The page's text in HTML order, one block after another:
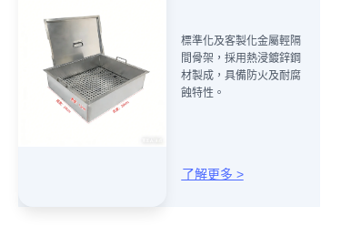
標準化及客製化金屬輕隔
間骨架，採用熱浸鍍鋅鋼
材製成，具備防火及耐腐
蝕特性。
了解更多 >